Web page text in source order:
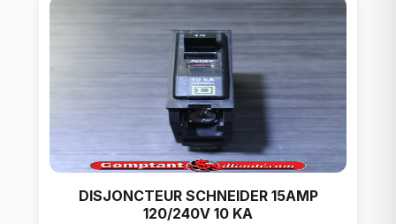
DISJONCTEUR SCHNEIDER 15AMP
120/240V 10 KA